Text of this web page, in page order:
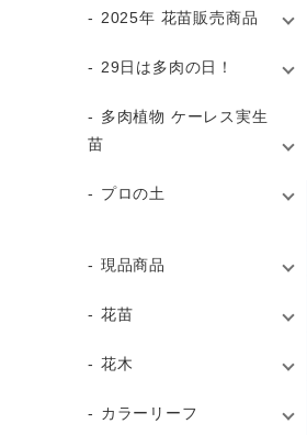
2025年 花苗販売商品
29日は多肉の日！
多肉植物 ケーレス実生
苗
プロの土
現品商品
花苗
花木
カラーリーフ